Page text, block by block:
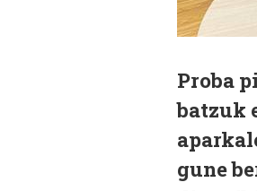
Proba
batzuk
gune